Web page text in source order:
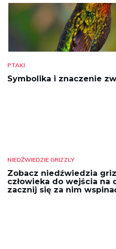
PTAKI
Symbolika i znaczenie
NIEDŹWIEDZIE GRIZZLY
Zobacz niedźwiedzia
człowieka do wejścia na
zacznij się za nim